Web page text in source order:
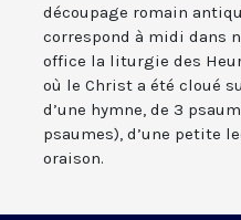
découpage romain
correspond à midi dans
office la liturgie des
où le Christ a été cloué
d’une hymne, de 3
psaumes), d’une petite
oraison.